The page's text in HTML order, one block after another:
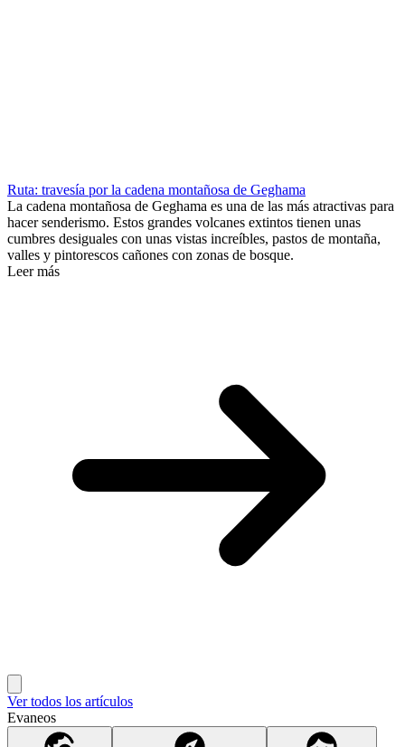
Ruta: travesía por la cadena montañosa de Geghama
La cadena montañosa de Geghama es una de las más atractivas para
hacer senderismo. Estos grandes volcanes extintos tienen unas
cumbres desiguales con unas vistas increíbles, pastos de montaña,
valles y pintorescos cañones con zonas de bosque.
Leer más
Ver todos los artículos
Evaneos